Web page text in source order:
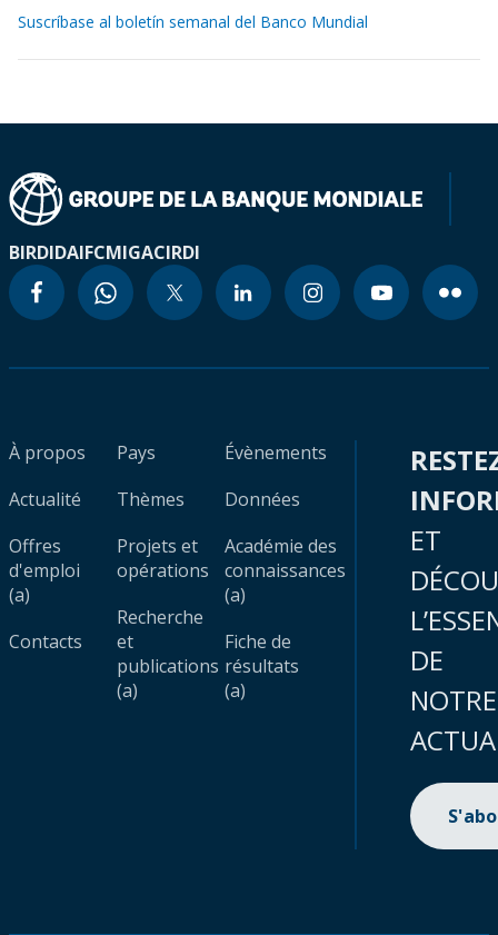
Suscríbase al boletín semanal del Banco Mundial
BIRDIDAIFCMIGACIRDI
À propos
Actualité
Offres
d'emploi
(a)
Contacts
Pays
Thèmes
Projets et
opérations
Recherche
et
publications
(a)
Évènements
Données
Académie des
connaissances
(a)
Fiche de
résultats
(a)
ET
DE
NOTRE